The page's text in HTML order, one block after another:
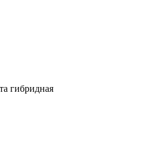
гибридная